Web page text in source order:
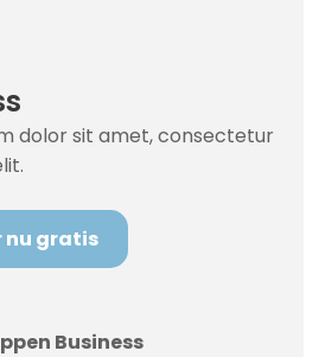
dolor sit amet, consectetur
nu gratis
Business